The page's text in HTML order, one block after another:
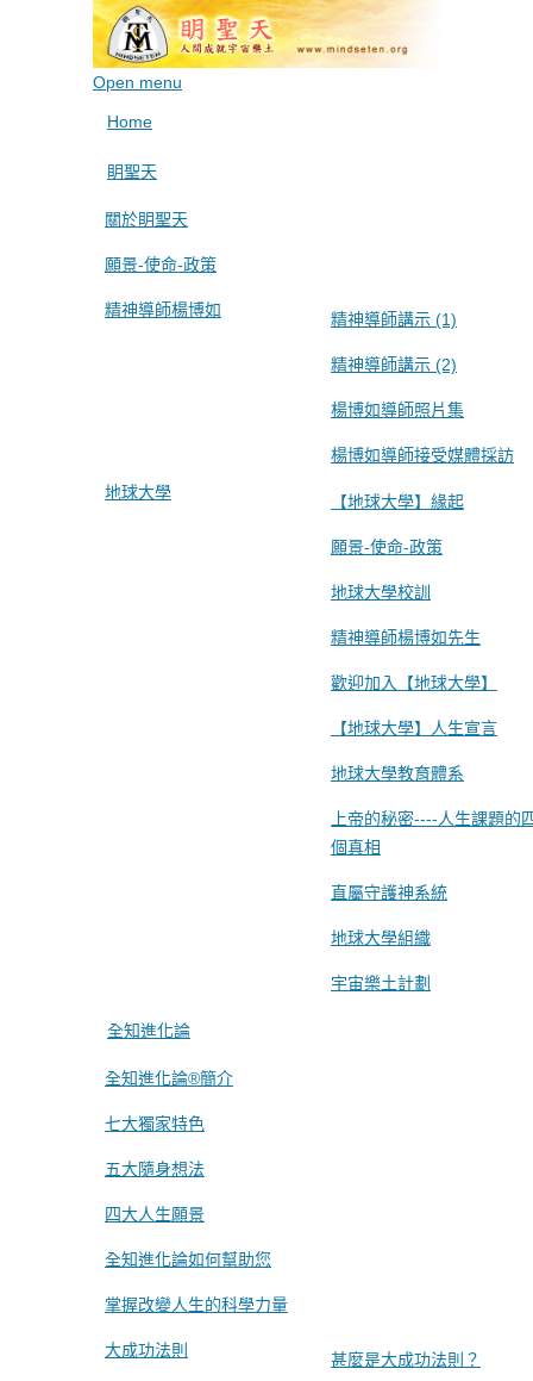
Open menu
Home
眀聖天
關於眀聖天
願景-使命-政策
精神導師楊博如 精神導師講示 (1)
精神導師講示 (2)
楊博如導師照片集
楊博如導師接受媒體採訪
地球大學
【地球大學】緣起
願景-使命-政策
地球大學校訓
精神導師楊博如先生
歡迎加入【地球大學】
【地球大學】人生宣言
地球大學教育體系
上帝的秘密----人生課題的
個真相
直屬守護神系統
地球大學組織
宇宙樂土計劃
全知進化論
全知進化論®簡介
七大獨家特色
五大隨身想法
四大人生願景
全知進化論如何幫助您
掌握改變人生的科學力量
大成功法則 甚麼是大成功法則？